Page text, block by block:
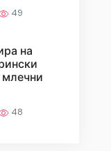
49
на
млечни
48